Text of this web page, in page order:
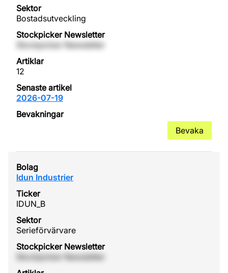
Bostadsutveckling
Stockpicker Newsletter
12
2026-07-19
Bevaka
Idun Industrier
IDUN_B
Serieförvärvare
Stockpicker Newsletter